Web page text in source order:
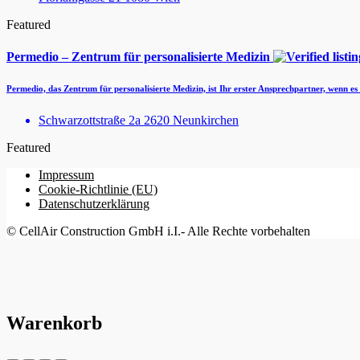
Featured
Permedio – Zentrum für personalisierte Medizin
Permedio, das Zentrum für personalisierte Medizin, ist Ihr erster Ansprechpartner, wenn
Schwarzottstraße 2a 2620 Neunkirchen
Featured
Impressum
Cookie-Richtlinie (EU)
Datenschutzerklärung
© CellAir Construction GmbH i.I.- Alle Rechte vorbehalten
Warenkorb